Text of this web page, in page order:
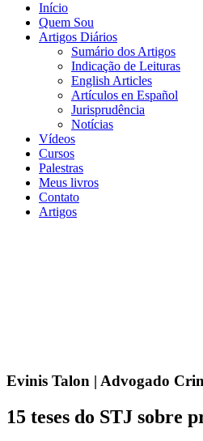
Início
Quem Sou
Artigos Diários
Sumário dos Artigos
Indicação de Leituras
English Articles
Artículos en Español
Jurisprudência
Notícias
Vídeos
Cursos
Palestras
Meus livros
Contato
Artigos
Evinis Talon | Advogado
15 teses do STJ sobre